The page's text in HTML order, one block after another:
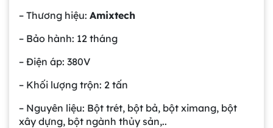
– Thương hiệu: Amixtech
– Bảo hành: 12 tháng
– Điện áp: 380V
– Khối lượng trộn: 2 tấn
– Nguyên liệu: Bột trét, bột bả, bột ximang, bột
xây dựng, bột ngành thủy sản,..